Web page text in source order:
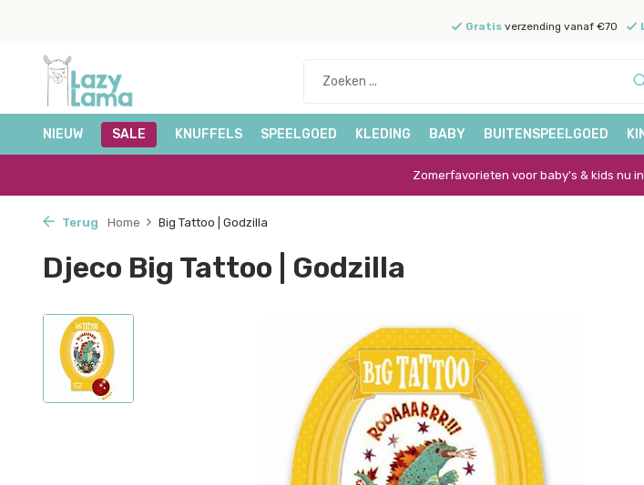
Gratisverzending vanaf €70
NIEUW SALE KNUFFELS SPEELGOED KLEDING BABY BUITENSPEELGOED
Zomerfavorieten voor baby's & kids nu
Terug Home Big Tattoo | Godzilla
Djeco Big Tattoo | Godzilla